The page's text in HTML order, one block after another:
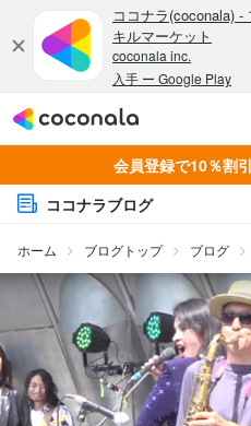
会員登録で10％割
ココナラブログ
ホーム ブログトップ ブログ